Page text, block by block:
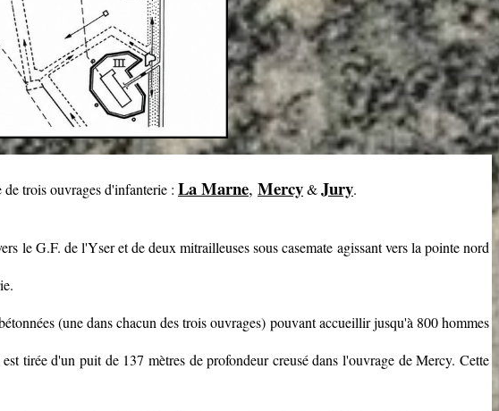
de trois ouvrages d'infanterie : La Marne, Mercy&Jury.
le G.F. de l'Yser et de deux mitrailleuses sous casemate agissant vers la pointe nord
(une dans chacun des trois ouvrages) pouvant accueillir jusqu'à 800 hommes
tirée d'un puit de 137 mètres de profondeur creusé dans l'ouvrage de Mercy. Cette